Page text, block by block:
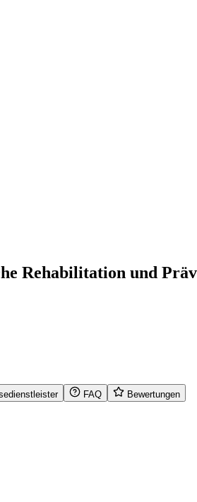
Rehabilitation und
FAQ Bewertungen